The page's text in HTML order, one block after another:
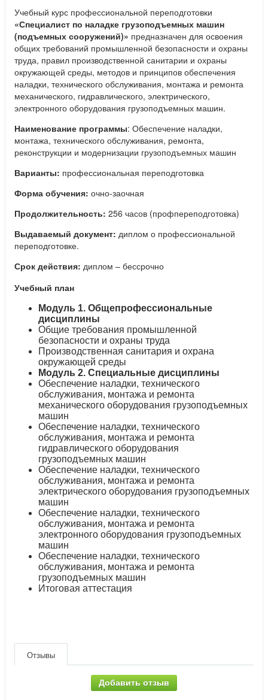
Учебный курс профессиональной переподготовки
«Специалист по наладке грузоподъемных машин
(подъемных сооружений)» предназначен для освоения
общих требований промышленной безопасности и охраны
труда, правил производственной санитарии и охраны
окружающей среды, методов и принципов обеспечения
наладки, технического обслуживания, монтажа и ремонта
механического, гидравлического, электрического,
электронного оборудования грузоподъемных машин.
Наименование программы: Обеспечение наладки,
монтажа, технического обслуживания, ремонта,
реконструкции и модернизации грузоподъемных машин
Варианты: профессиональная переподготовка
Форма обучения: очно-заочная
Продолжительность: 256 часов (профпереподготовка)
Выдаваемый документ: диплом о профессиональной
переподготовке.
Срок действия: диплом – бессрочно
Учебный план
Модуль 1. Общепрофессиональные
дисциплины
Общие требования промышленной
безопасности и охраны труда
Производственная санитария и охрана
окружающей среды
Модуль 2. Специальные дисциплины
Обеспечение наладки, технического
обслуживания, монтажа и ремонта
механического оборудования грузоподъемных
машин
Обеспечение наладки, технического
обслуживания, монтажа и ремонта
гидравлического оборудования
грузоподъемных машин
Обеспечение наладки, технического
обслуживания, монтажа и ремонта
электрического оборудования грузоподъемных
машин
Обеспечение наладки, технического
обслуживания, монтажа и ремонта
электронного оборудования грузоподъемных
машин
Обеспечение наладки, технического
обслуживания, монтажа и ремонта
грузоподъемных машин
Итоговая аттестация
Отзывы
Добавить отзыв